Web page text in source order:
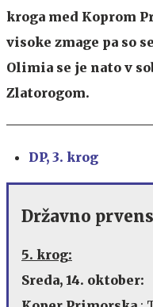
kroga med Koprom
visoke zmage pa so
Olimia se je nato v
Zlatorogom.
DP, 3. krog
Državno
5. krog:
Sreda, 14. oktober: